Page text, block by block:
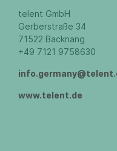
telent GmbH
Gerberstraße 34
71522 Backnang
+49 7121 9758630
www.telent.de